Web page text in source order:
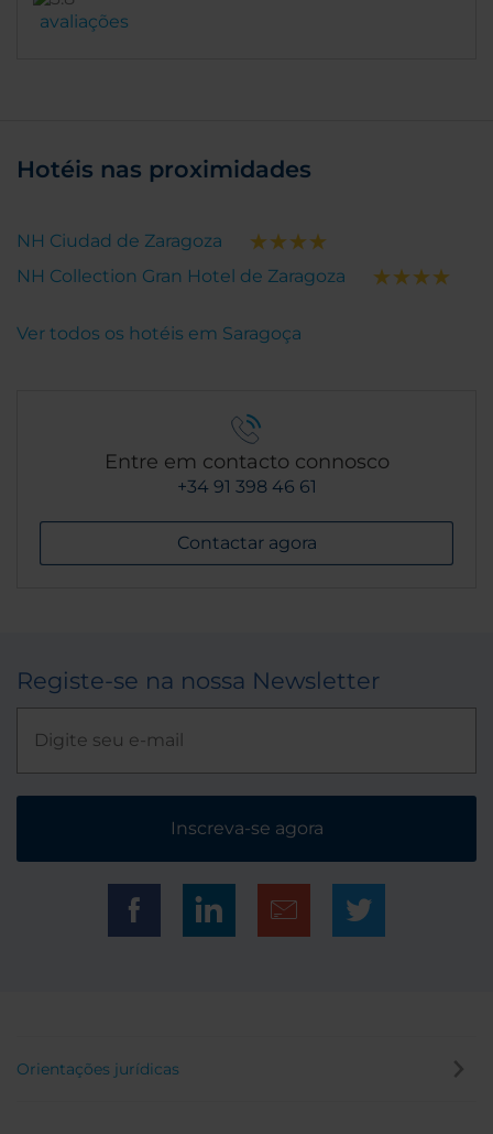
avaliações
Hotéis nas proximidades
NH Ciudad de Zaragoza
NH Collection Gran Hotel de Zaragoza
Ver todos os hotéis em Saragoça
Entre em contacto connosco
+34 91 398 46 61
Contactar agora
Registe-se na nossa Newsletter
Inscreva-se agora
Orientações jurídicas